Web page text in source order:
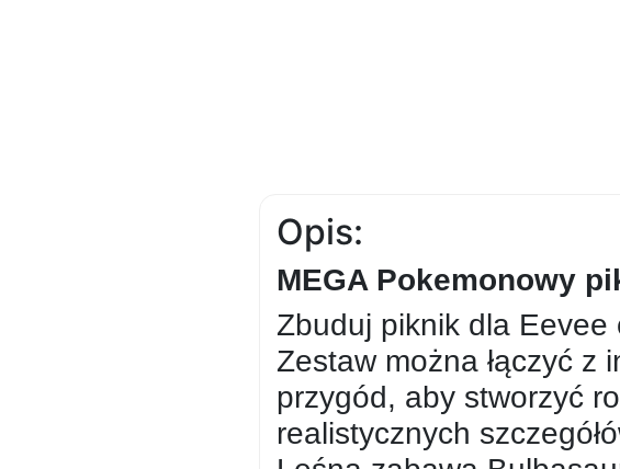
Opis:
MEGA Pokemonowy
Zbuduj piknik dla Eevee
Zestaw można łączyć z
przygód, aby stworzyć
realistycznych